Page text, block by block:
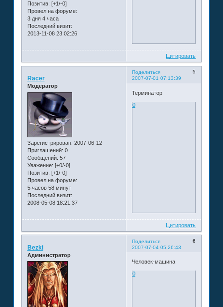
Позитив: [+1/-0]
Провел на форуме:
3 дня 4 часа
Последний визит:
2013-11-08 23:02:26
Цитировать
Поделиться
5
2007-07-01 07:13:39
Racer
Модератор
Зарегистрирован: 2007-06-12
Приглашений: 0
Сообщений: 57
Уважение: [+0/-0]
Позитив: [+1/-0]
Провел на форуме:
5 часов 58 минут
Последний визит:
2008-05-08 18:21:37
Терминатор
0
Цитировать
Поделиться
6
2007-07-04 05:26:43
Bezki
Администратор
Человек-машина
0